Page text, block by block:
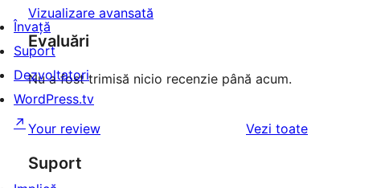
Vizualizare avansată
Evaluări
Nu a fost trimisă nicio recenzie până acum.
Your review Vezi toaterecenziile
Suport
Învață
Suport
Dezvoltatori
WordPress.tv
↗